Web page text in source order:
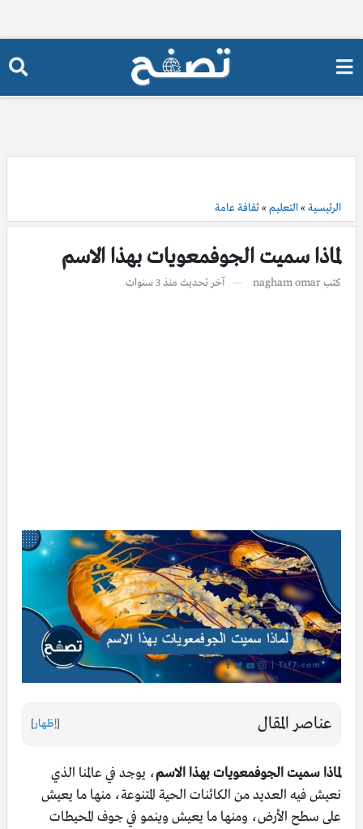
الرئيسية »التعليم »ثقافة عامة
لماذا سميت الجوفمعويات بهذا الاسم
كتبnagham omar آخر تحديث منذ 3 سنوات
عناصر المقال [إظهار]
لماذا سميت الجوفمعويات بهذا الاسم، يوجد في عالمنا الذي
نعيش فيه العديد من الكائنات الحية المتنوعة، منها ما يعيش
على سطح الأرض، ومنها ما يعيش وينمو في جوف المحيطات